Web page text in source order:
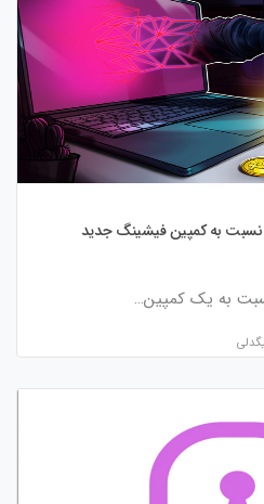
به کمپین فیشینگ جدید
به یک کمپین…